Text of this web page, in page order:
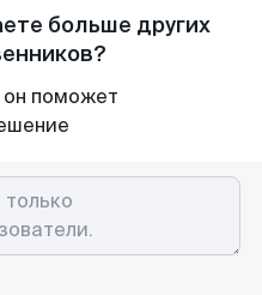
больше других
поможет